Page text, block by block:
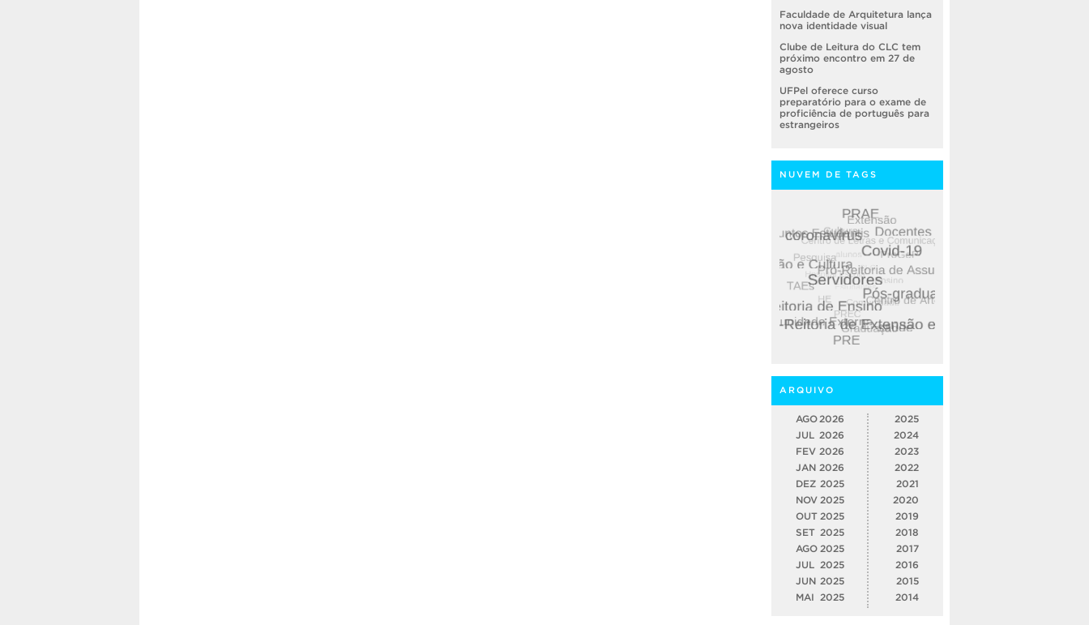
Faculdade de Arquitetura lança
nova identidade visual
Clube de Leitura do CLC tem
próximo encontro em 27 de
agosto
UFPel oferece curso
preparatório para o exame de
proficiência de português para
estrangeiros
NUVEM DE TAGS
ARQUIVO
AGO 2026
JUL 2026
FEV 2026
JAN 2026
DEZ 2025
NOV 2025
OUT 2025
SET 2025
AGO 2025
JUL
2025
JUN 2025
MAI
2025
2025
2024
2023
2022
2021
2020
2019
2018
2017
2016
2015
2014